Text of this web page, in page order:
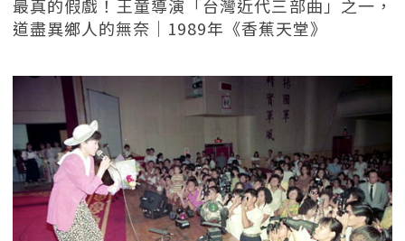
最真的假戲！王童導演「台灣近代三部曲」之一，
道盡異鄉人的無奈｜1989年《香蕉天堂》